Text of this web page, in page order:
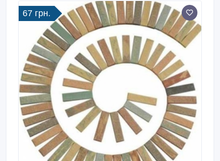
фасада здания.
67 грн.